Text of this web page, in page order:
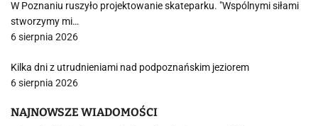
W Poznaniu ruszyło projektowanie skateparku. "Wspólnymi siłami
stworzymy mi…
6 sierpnia 2026
Kilka dni z utrudnieniami nad podpoznańskim jeziorem
6 sierpnia 2026
NAJNOWSZE WIADOMOŚCI